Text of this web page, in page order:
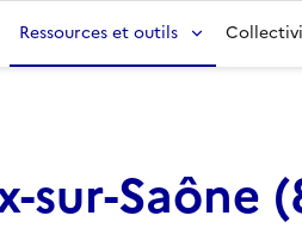
Ressources et outils
sur-Saône (